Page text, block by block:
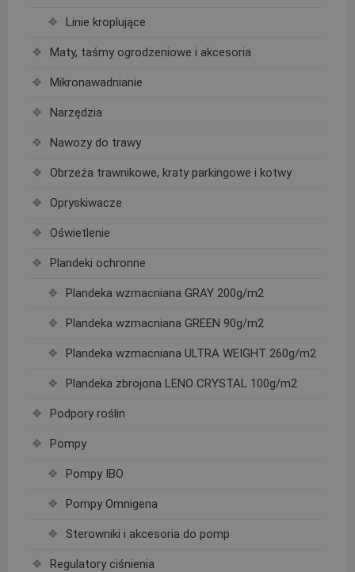
Linie kroplujące
Maty, taśmy ogrodzeniowe i akcesoria
Mikronawadnianie
Narzędzia
Nawozy do trawy
Obrzeża trawnikowe, kraty parkingowe i kotwy
Opryskiwacze
Oświetlenie
Plandeki ochronne
Plandeka wzmacniana GRAY 200g/m2
Plandeka wzmacniana GREEN 90g/m2
Plandeka wzmacniana ULTRA WEIGHT 260g/m2
Plandeka zbrojona LENO CRYSTAL 100g/m2
Podpory roślin
Pompy
Pompy IBO
Pompy Omnigena
Sterowniki i akcesoria do pomp
Regulatory ciśnienia